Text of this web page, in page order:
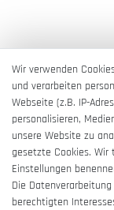
Wir verwenden
und verarbeiten
Webseite (z.B. IP-
personalisieren,
unsere Website zu
gesetzte Cookies.
Einstellungen
Die
berechtigten